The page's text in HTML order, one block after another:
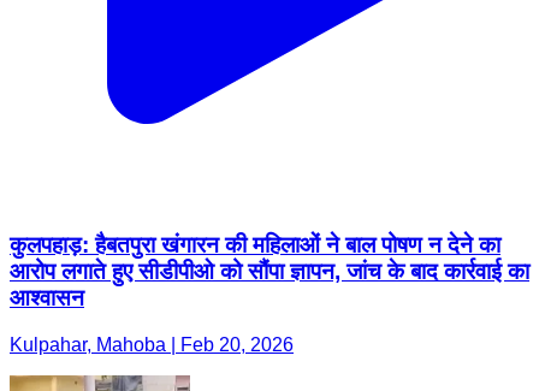
कुलपहाड़: हैबतपुरा खंगारन की महिलाओं ने बाल पोषण न देने का
आरोप लगाते हुए सीडीपीओ को सौंपा ज्ञापन, जांच के बाद कार्रवाई का
आश्वासन
Kulpahar, Mahoba | Feb 20, 2026